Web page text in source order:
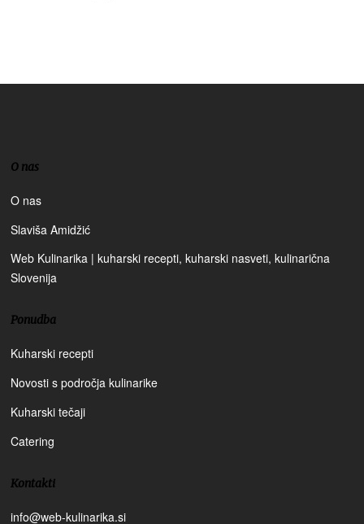
O nas
O nas
Slaviša Amidžić
Web Kulinarika | kuharski recepti, kuharski nasveti, kulinarična
Slovenija
Ponudba
Kuharski recepti
Novosti s področja kulinarike
Kuharski tečaji
Catering
Kontakti
info@web-kulinarika.si